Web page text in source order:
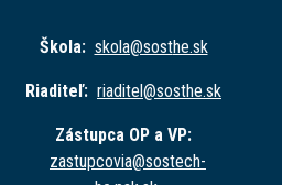
Škola: skola@sosthe.sk
Riaditeľ: riaditel@sosthe.sk
Zástupca OP a VP:
zastupcovia@sostech-